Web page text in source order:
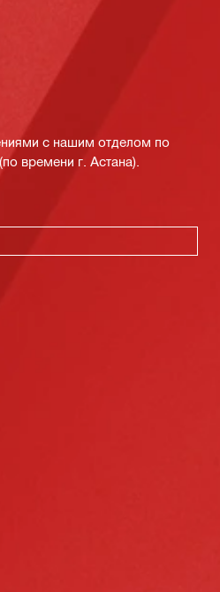
с нашим отделом по
времени г. Астана).